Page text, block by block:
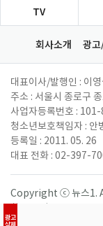
광고
TV
회사소개 광고
대표이사/발행인 : 이영
주소 : 서울시 종로구
사업자등록번호 :
청소년보호책임자 : 안
등록일 : 2011. 05. 26
대표 전화 : 02-397-
Copyright ⓒ 뉴스1.
활용 금지.